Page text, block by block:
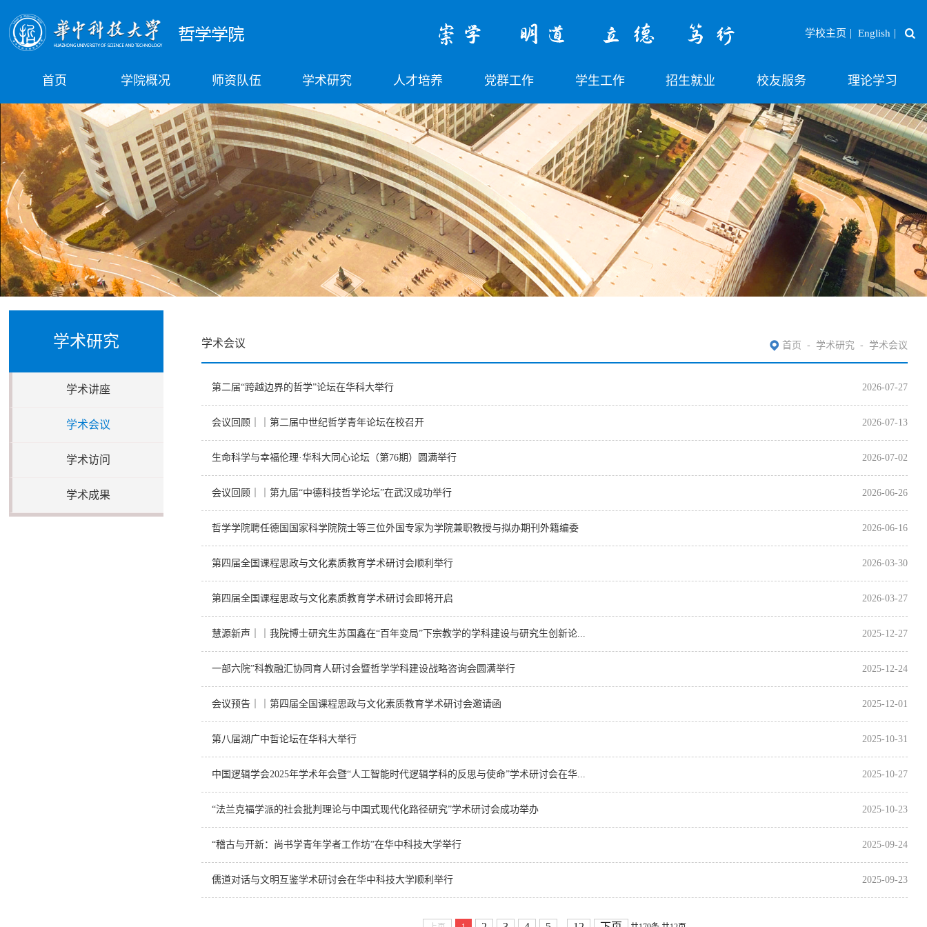
学校主页 | English |
首页 学院概况 师资队伍 学术研究 人才培养 党群工作 学生工作 招生就业 校友服务 理论学习
学术研究
学术讲座
学术会议
学术访问
学术成果
学术会议 首页 - 学术研究 - 学术会议
第二届“跨越边界的哲学”论坛在华科大举行 2026-07-27
会议回顾｜｜第二届中世纪哲学青年论坛在校召开 2026-07-13
生命科学与幸福伦理·华科大同心论坛（第76期）圆满举行 2026-07-02
会议回顾｜｜第九届“中德科技哲学论坛”在武汉成功举行 2026-06-26
哲学学院聘任德国国家科学院院士等三位外国专家为学院兼职教授与拟办期刊外籍编委 2026-06-16
第四届全国课程思政与文化素质教育学术研讨会顺利举行 2026-03-30
第四届全国课程思政与文化素质教育学术研讨会即将开启 2026-03-27
慧源新声｜｜我院博士研究生苏国鑫在“百年变局”下宗教学的学科建设与研究生创新论... 2025-12-27
一部六院”科教融汇协同育人研讨会暨哲学学科建设战略咨询会圆满举行 2025-12-24
会议预告｜｜第四届全国课程思政与文化素质教育学术研讨会邀请函 2025-12-01
第八届湖广中哲论坛在华科大举行 2025-10-31
中国逻辑学会2025年学术年会暨“人工智能时代逻辑学科的反思与使命”学术研讨会在华... 2025-10-27
“法兰克福学派的社会批判理论与中国式现代化路径研究”学术研讨会成功举办 2025-10-23
“稽古与开新：尚书学青年学者工作坊”在华中科技大学举行 2025-09-24
儒道对话与文明互鉴学术研讨会在华中科技大学顺利举行 2025-09-23